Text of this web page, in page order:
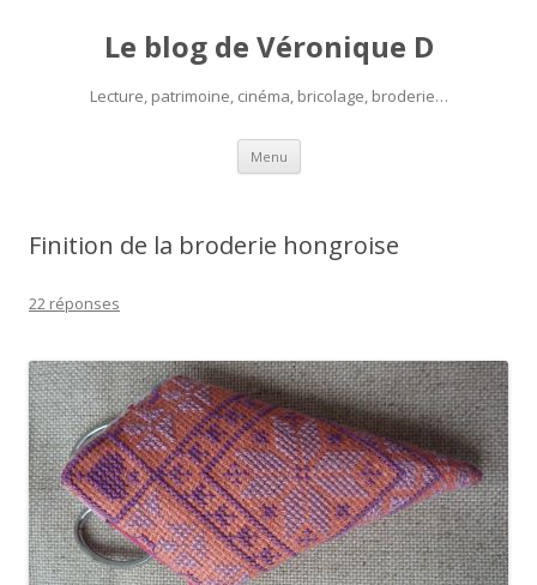
Le blog de Véronique D
Lecture, patrimoine, cinéma, bricolage, broderie…
Menu Aller
contenu
Finition de la broderie hongroise
22 réponses